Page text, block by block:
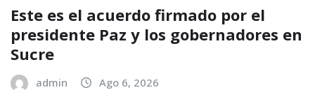
Este es el acuerdo firmado por el
presidente Paz y los gobernadores en
Sucre
admin Ago 6, 2026